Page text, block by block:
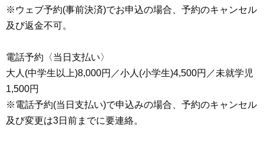
※ウェブ予約(事前決済)でお申込の場合、予約のキャンセル
及び返金不可。
電話予約〈当日支払い〉
大人(中学生以上)8,000円／小人(小学生)4,500円／未就学児
1,500円
※電話予約(当日支払い)で申込みの場合、予約のキャンセル
及び変更は3日前までに要連絡。